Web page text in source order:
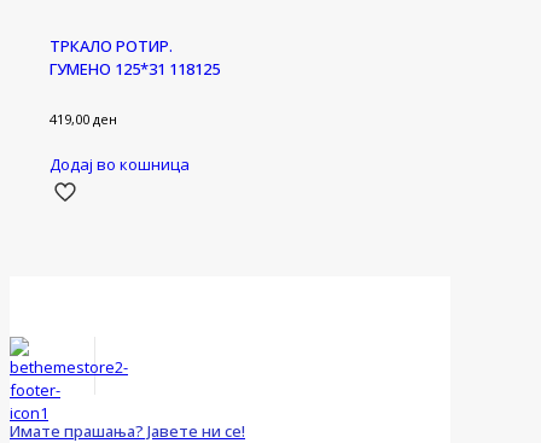
ТРКАЛО РОТИР.
ГУМЕНО 125*31 118125
419,00 ден
Додај во кошница
Имате прашања? Јавете ни се!